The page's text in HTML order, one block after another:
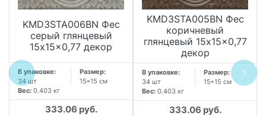
KMD3STA006BN Фес
серый глянцевый
15x15x0,77 декор
В упаковке:
34 шт
Размер:
15*15 см
Вес: 0.403 кг
333.06 руб.
KMD3STA005BN Фес
коричневый
глянцевый 15x15x0,77
декор
В упаковке:
34 шт
Размер:
15*15 см
Вес: 0.403 кг
333.06 руб.